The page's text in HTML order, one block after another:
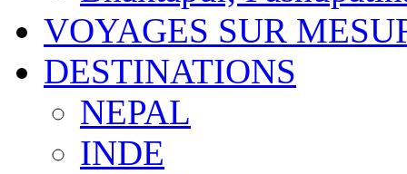
VOYAGES SUR
DESTINATIONS
NEPAL
INDE